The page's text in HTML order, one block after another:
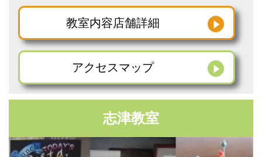
教室内容店舗詳細
アクセスマップ
志津教室